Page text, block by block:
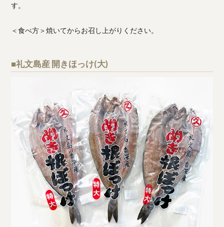
す。
＜食べ方＞焼いてからお召し上がりください。
■礼文島産 開きほっけ(大)